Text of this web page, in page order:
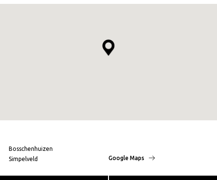
Bosschenhuizen
Simpelveld
Google Maps